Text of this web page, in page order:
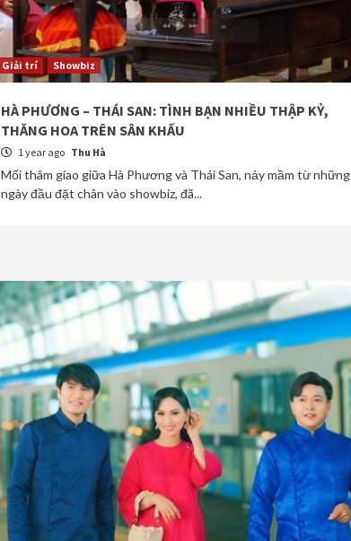
Giải trí Showbiz
HÀ PHƯƠNG – THÁI SAN: TÌNH BẠN NHIỀU THẬP KỶ,
THĂNG HOA TRÊN SÂN KHẤU
1 year ago Thu Hà
Mối thâm giao giữa Hà Phương và Thái San, nảy mầm từ những
ngày đầu đặt chân vào showbiz, đã...